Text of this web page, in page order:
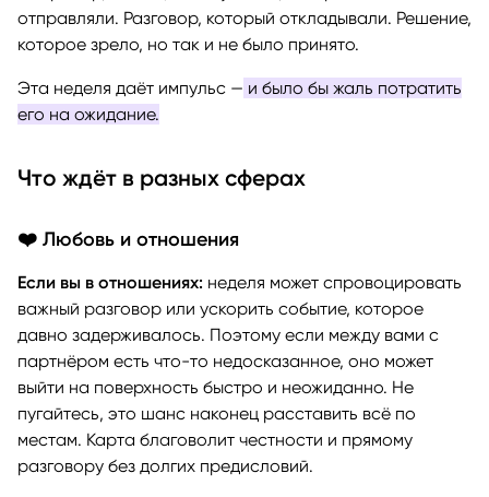
отправляли. Разговор, который откладывали. Решение,
которое зрело, но так и не было принято.
Эта неделя даёт импульс — и было бы жаль потратить
его на ожидание.
Что ждёт в разных сферах
❤️ Любовь и отношения
Если вы в отношениях: неделя может спровоцировать
важный разговор или ускорить событие, которое
давно задерживалось. Поэтому если между вами с
партнёром есть что-то недосказанное, оно может
выйти на поверхность быстро и неожиданно. Не
пугайтесь, это шанс наконец расставить всё по
местам. Карта благоволит честности и прямому
разговору без долгих предисловий.